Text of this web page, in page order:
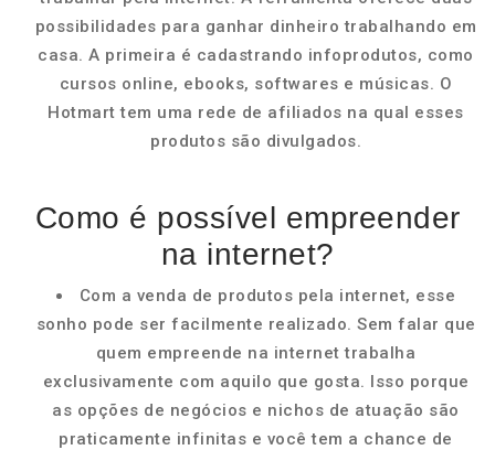
possibilidades para ganhar dinheiro trabalhando em
casa. A primeira é cadastrando infoprodutos, como
cursos online, ebooks, softwares e músicas. O
Hotmart tem uma rede de afiliados na qual esses
produtos são divulgados.
Como é possível empreender
na internet?
Com a venda de produtos pela internet, esse
sonho pode ser facilmente realizado. Sem falar que
quem empreende na internet trabalha
exclusivamente com aquilo que gosta. Isso porque
as opções de negócios e nichos de atuação são
praticamente infinitas e você tem a chance de